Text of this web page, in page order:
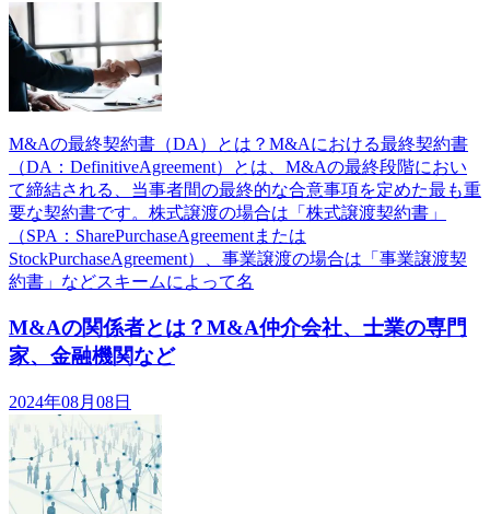
M&Aの最終契約書（DA）とは？M&Aにおける最終契約書
（DA：DefinitiveAgreement）とは、M&Aの最終段階におい
て締結される、当事者間の最終的な合意事項を定めた最も重
要な契約書です。株式譲渡の場合は「株式譲渡契約書」
（SPA：SharePurchaseAgreementまたは
StockPurchaseAgreement）、事業譲渡の場合は「事業譲渡契
約書」などスキームによって名
M&Aの関係者とは？M&A仲介会社、士業の専門
家、金融機関など
2024年08月08日